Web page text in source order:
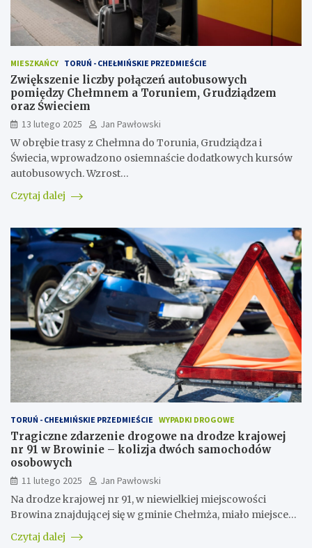
MIESZKAŃCY TORUŃ - CHEŁMIŃSKIE PRZEDMIEŚCIE
Zwiększenie liczby połączeń autobusowych
pomiędzy Chełmnem a Toruniem, Grudziądzem
oraz Świeciem
13 lutego 2025
Jan Pawłowski
W obrębie trasy z Chełmna do Torunia, Grudziądza i
Świecia, wprowadzono osiemnaście dodatkowych kursów
autobusowych. Wzrost…
Czytaj dalej
TORUŃ - CHEŁMIŃSKIE PRZEDMIEŚCIE WYPADKI DROGOWE
Tragiczne zdarzenie drogowe na drodze krajowej
nr 91 w Browinie – kolizja dwóch samochodów
osobowych
11 lutego 2025
Jan Pawłowski
Na drodze krajowej nr 91, w niewielkiej miejscowości
Browina znajdującej się w gminie Chełmża, miało miejsce…
Czytaj dalej